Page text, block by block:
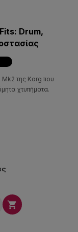
Drum,
της Korg που
χτυπήματα.
